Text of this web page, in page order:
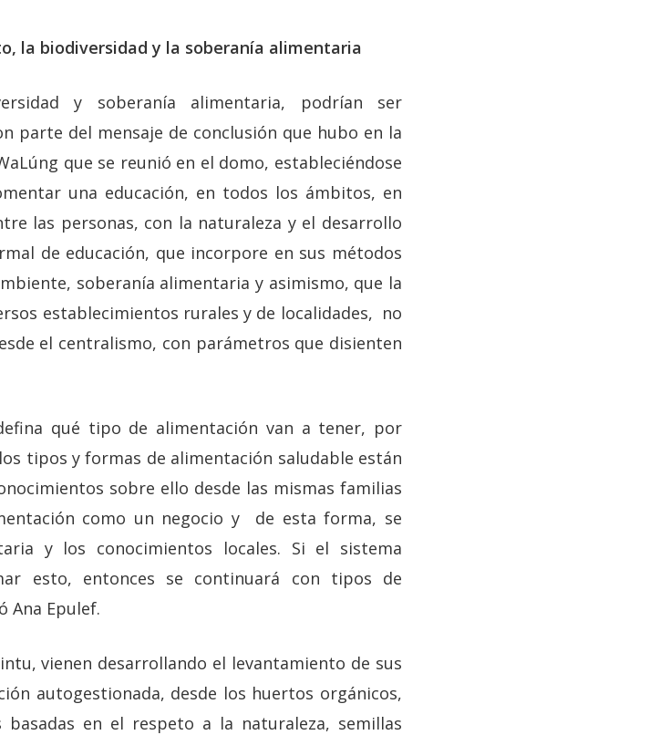
la biodiversidad y la soberanía alimentaria
y soberanía alimentaria, podrían ser
parte del mensaje de conclusión que hubo en la
que se reunió en el domo, estableciéndose
una educación, en todos los ámbitos, en
las personas, con la naturaleza y el desarrollo
de educación, que incorpore en sus métodos
soberanía alimentaria y asimismo, que la
establecimientos rurales y de localidades, no
el centralismo, con parámetros que disienten
qué tipo de alimentación van a tener, por
tipos y formas de alimentación saludable están
sobre ello desde las mismas familias
como un negocio y de esta forma, se
y los conocimientos locales. Si el sistema
esto, entonces se continuará con tipos de
Ana Epulef.
vienen desarrollando el levantamiento de sus
autogestionada, desde los huertos orgánicos,
basadas en el respeto a la naturaleza, semillas